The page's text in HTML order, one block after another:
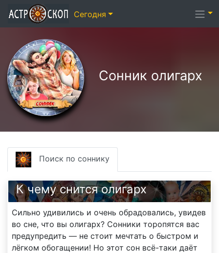
Сонник олигарх
Поиск по соннику
К чему снится олигарх
Сильно удивились и очень обрадовались, увидев
во сне, что вы олигарх? Сонники торопятся вас
предупредить — не стоит мечтать о быстром и
лёгком обогащении! Но этот сон всё-таки даёт
Сегодня